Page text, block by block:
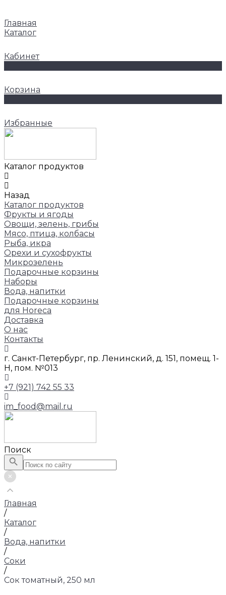
Главная
Каталог
Кабинет
Корзина
Избранные
Каталог продуктов
Назад
Каталог продуктов
Фрукты и ягоды
Овощи, зелень, грибы
Мясо, птица, колбасы
Рыба, икра
Орехи и сухофрукты
Микрозелень
Подарочные корзины
Наборы
Вода, напитки
Подарочные корзины
для Horeca
Доставка
О нас
Контакты
г. Санкт-Петербург, пр. Ленинский, д. 151, помещ. 1-
Н, пом. №013
+7 (921) 742 55 33
im_food@mail.ru
Поиск
Главная
/
Каталог
/
Вода, напитки
/
Соки
/
Сок томатный, 250 мл